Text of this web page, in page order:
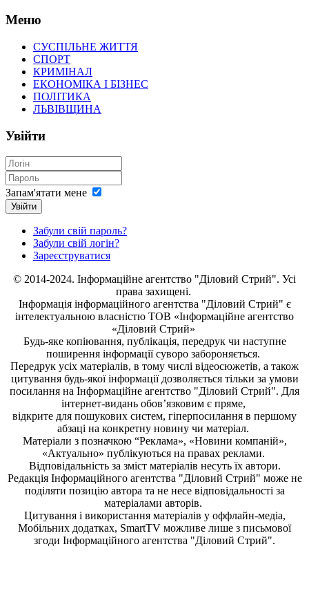
Меню
СУСПІЛЬНЕ ЖИТТЯ
СПОРТ
КРИМІНАЛ
ЕКОНОМІКА І БІЗНЕС
ПОЛІТИКА
ЛЬВІВЩИНА
Увійти
Запам'ятати мене
Увійти
Забули свій пароль?
Забули свій логін?
Зареєструватися
© 2014-2024. Інформаційне агентство "Діловий Стрий". Усі
права захищені.
Інформація інформаційного агентства "Діловий Стрий" є
інтелектуальною власністю ТОВ «Інформаційне агентство
«Діловий Стрий»
Будь-яке копiювання, публiкацiя, передрук чи наступне
поширення iнформацiї суворо забороняється.
Передрук усіх матеріалів, в тому числі відеосюжетів, а також
цитування будь-якої інформації дозволяється тільки за умови
посилання на Інформаційне агентство "Діловий Стрий". Для
інтернет-видань обов’язковим є пряме,
відкрите для пошукових систем, гіперпосилання в першому
абзаці на конкретну новину чи матеріал.
Матеріали з позначкою “Реклама», «Новини компаній»,
«Актуально» публікуються на правах реклами.
Відповідальність за зміст матеріалів несуть їх автори.
Редакція Інформаційного агентства "Діловий Стрий" може не
поділяти позицію автора та не несе відповідальності за
матеріалами авторів.
Цитування і використання матеріалів у оффлайн-медіа,
Мобільних додатках, SmartTV можливе лише з письмової
згоди Інформаційного агентства "Діловий Стрий".